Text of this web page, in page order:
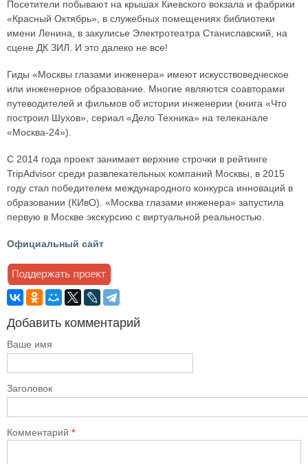
Посетители побывают на крышах Киевского вокзала и фабрики
«Красный Октябрь», в служебных помещениях библиотеки
имени Ленина, в закулисье Электротеатра Станиславский, на
сцене ДК ЗИЛ. И это далеко не все!
Гиды «Москвы глазами инженера» имеют искусствоведческое
или инженерное образование. Многие являются соавторами
путеводителей и фильмов об истории инженерии (книга «Что
построил Шухов», сериал «Дело Техника» на телеканале
«Москва-24»).
С 2014 года проект занимает верхние строчки в рейтинге
TripAdvisor среди развлекательных компаний Москвы, в 2015
году стал победителем международного конкурса инноваций в
образовании (КИвО). «Москва глазами инженера» запустила
первую в Москве экскурсию с виртуальной реальностью.
Официальный сайт
Добавить комментарий
Ваше имя
Заголовок
Комментарий *